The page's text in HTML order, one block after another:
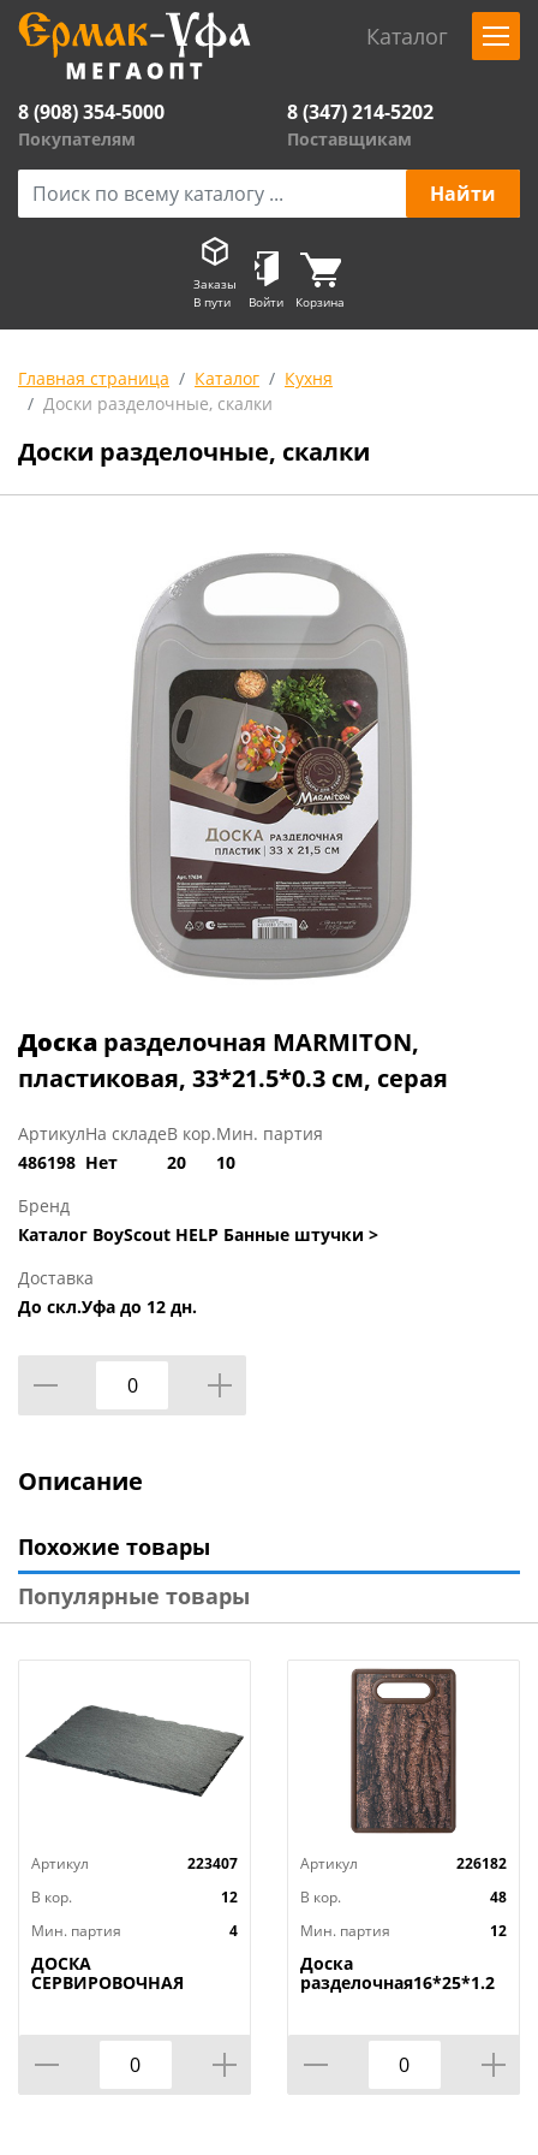
Каталог
8 (908) 354-5000
Покупателям
8 (347) 214-5202
Поставщикам
Заказы
В пути
Войти Корзина
Главная страница Каталог
Кухня
Доски разделочные, скалки
Доски разделочные, скалки
Доска разделочная MARMITON,
пластиковая, 33*21.5*0.3 см, серая
Артикул
486198
На складе
Нет
В кор.
20
Мин. партия
10
Бренд
Каталог BoyScout HELP Банные штучки >
Доставка
До скл.Уфа до 12 дн.
Описание
Похожие товары
Популярные товары
Артикул
223407
В кор.
12
Мин. партия
4
ДОСКА
СЕРВИРОВОЧНАЯ
УПАКОВКИ, КОР=12ШТ.
Артикул
226182
В кор.
48
Мин. партия
12
Доска
разделочная16*25*1.2